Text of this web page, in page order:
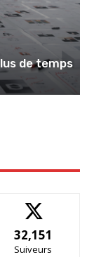
de temps
32,151
Suiveurs